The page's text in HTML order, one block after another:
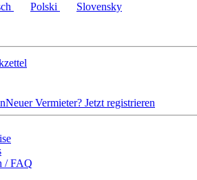
Polski Slovensky
Neuer Vermieter? Jetzt registrieren
/ FAQ